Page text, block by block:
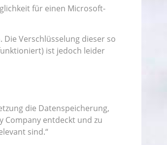
für einen Microsoft-
Verschlüsselung dieser so
ist jedoch leider
die Datenspeicherung,
Company entdeckt und zu
sind.“